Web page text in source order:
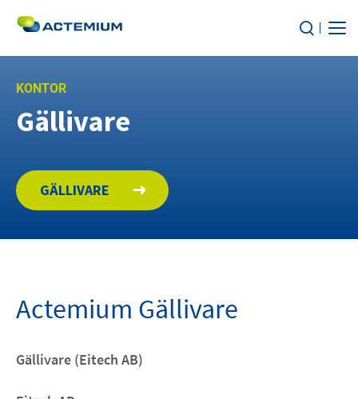
Om oss
TJÄNSTER
MARKNADSSEGMENT
HÅLLBARHET
Kontakt
Nyheter
KONTOR
Gällivare
GÄLLIVARE
Actemium Gällivare
Gällivare (Eitech AB)